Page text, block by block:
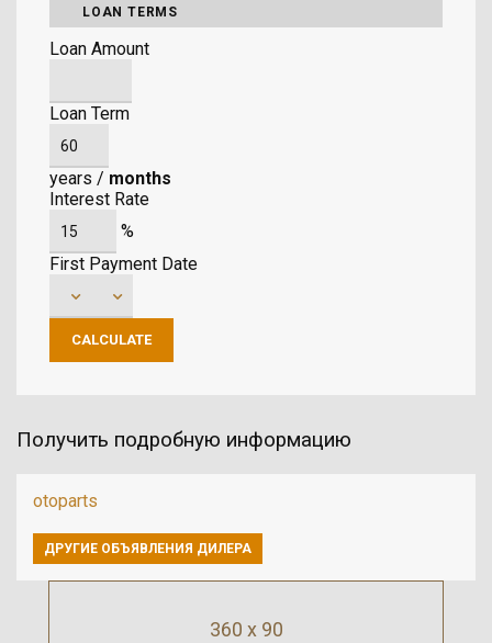
360 x 90
LOAN TERMS
Loan Amount
Loan Term
years / months
Interest Rate
%
First Payment Date
Получить подробную информацию
otoparts
ДРУГИЕ ОБЪЯВЛЕНИЯ ДИЛЕРА